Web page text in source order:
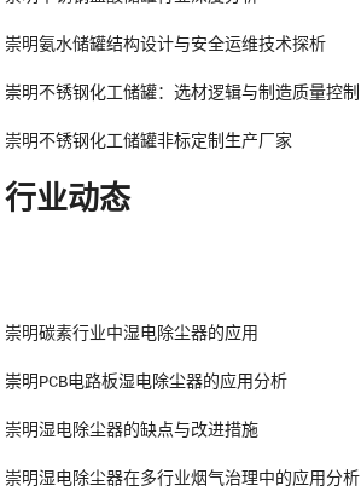
崇明氨水储罐结构设计与安全运维技术探析
崇明不锈钢化工储罐：选材逻辑与制造质量控制
崇明不锈钢化工储罐非标定制生产厂家
行业动态
崇明碳素行业中湿电除尘器的应用
崇明PCB电路板湿电除尘器的应用分析
崇明湿电除尘器的缺点与改进措施
崇明湿电除尘器在多行业烟气治理中的应用分析